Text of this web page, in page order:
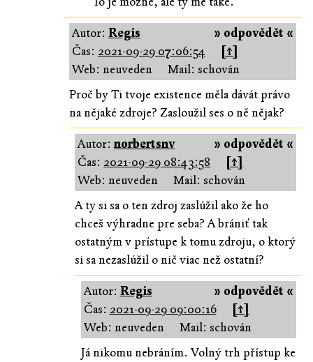
» odpovědět «
Autor: Regis
Čas: 2021-09-29 07:06:54
[↑]
Web: neuveden
Mail: schován
Proč by Ti tvoje existence měla dávát právo
na nějaké zdroje? Zasloužil ses o ně nějak?
» odpovědět «
Autor:norbertsnv
Čas: 2021-09-29 08:43:58
[↑]
Web: neuveden
Mail: schován
A ty si sa o ten zdroj zaslúžil ako že ho
chceš výhradne pre seba? A brániť tak
ostatným v prístupe k tomu zdroju, o ktorý
si sa nezaslúžil o nič viac než ostatní?
» odpovědět «
Autor: Regis
Čas: 2021-09-29 09:00:16
[↑]
Web: neuveden
Mail: schován
Já nikomu nebráním. Volný trh přístup ke